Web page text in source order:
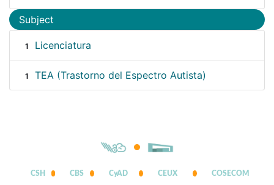
Subject
1 Licenciatura
1 TEA (Trastorno del Espectro Autista)
CSH CBS CyAD CEUX COSECOM